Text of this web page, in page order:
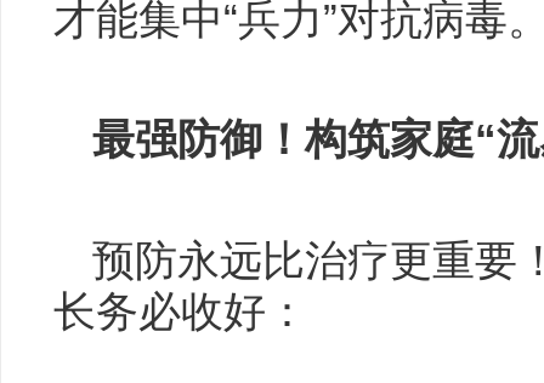
才能集中“兵力”对抗病毒
最强防御！构筑家庭“
预防永远比治疗更重要
长务必收好：